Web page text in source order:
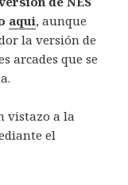
aqui, aunque
la versión de
arcades que se
vistazo a la
el